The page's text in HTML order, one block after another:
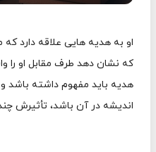
او به هدیه هایی علاقه دارد
که نشان دهد طرف مقابل او را
هدیه باید مفهوم داشته باشد و
اندیشه در آن باشد، تأثیرش